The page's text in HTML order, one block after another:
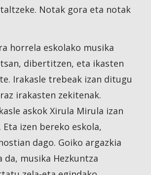
Notak gora eta notak
horrela eskolako musika
dibertitzen, eta ikasten
Irakasle trebeak izan ditugu
irakasten zekitenak.
askok Xirula Mirula izan
izen bereko eskola,
dago. Goiko argazkia
musika Hezkuntza